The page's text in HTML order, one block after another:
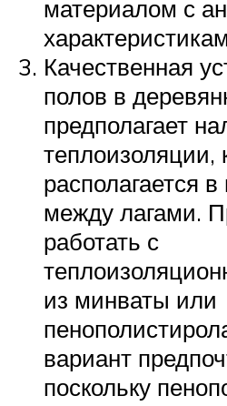
материалом с
Качественная
полов в
предполагает
теплоизоляции,
располагается
между лагами.
работать с
из минваты или
вариант
поскольку